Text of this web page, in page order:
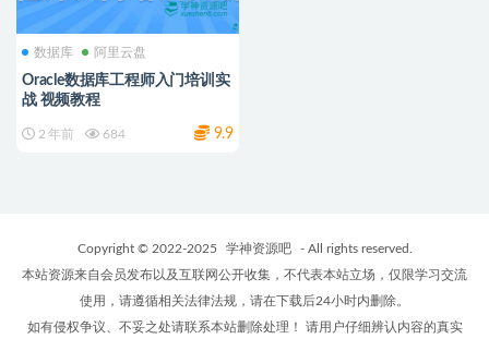
数据库 阿里云盘
Oracle数据库工程师入门培训实
战 视频教程
2 年前 684 9.9
Copyright © 2022-2025 学神资源吧
- All rights reserved.
本站资源来自会员发布以及互联网公开收集，不代表本站立场，仅限学习交流
使用，请遵循相关法律法规，请在下载后24小时内删除。
如有侵权争议、不妥之处请联系本站删除处理！ 请用户仔细辨认内容的真实